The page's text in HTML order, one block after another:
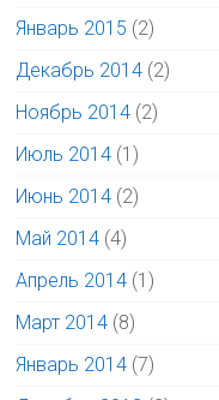
Январь 2015 (2)
Декабрь 2014 (2)
Ноябрь 2014 (2)
Июль 2014 (1)
Июнь 2014 (2)
Май 2014 (4)
Апрель 2014 (1)
Март 2014 (8)
Январь 2014 (7)